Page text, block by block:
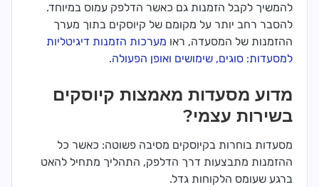
להמשיך לקבל הזמנות גם כאשר הדלפק עמוס במיוחד.
להסבר רחב יותר על מקומם של קיוסקים בתוך מערך
ההזמנות של המסעדה, ראו מערכות הזמנות דיגיטליות
למסעדות: סוגים, שימושים ואופן הפעולה.
מדוע מסעדות מאמצות קיוסקים
בשירות עצמי?
מסעדות בוחרות בקיוסקים מסיבה פשוטה: כאשר כל
ההזמנות מתבצעות דרך הדלפק, התהליך מתחיל להאט
ברגע שעומס הלקוחות גדל.